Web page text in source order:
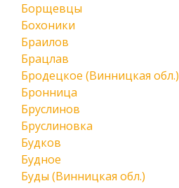
Борщевцы
Бохоники
Браилов
Брацлав
Бродецкое (Винницкая обл.)
Бронница
Бруслинов
Бруслиновка
Будков
Будное
Буды (Винницкая обл.)